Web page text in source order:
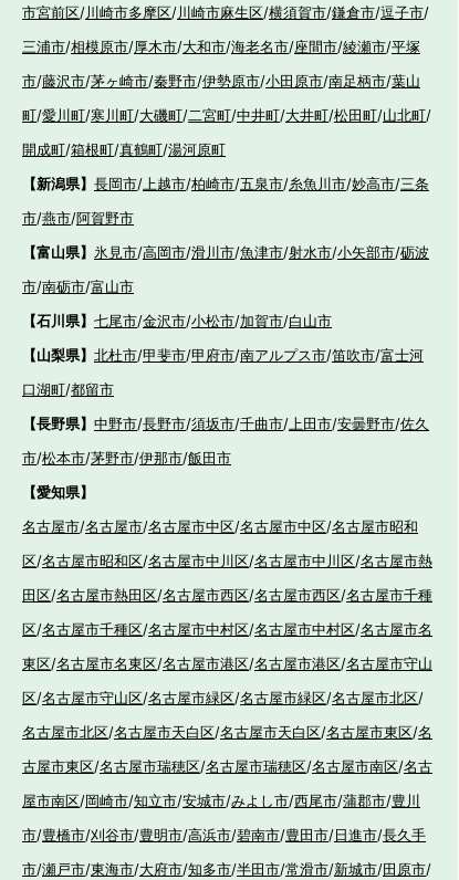
市宮前区/川崎市多摩区/川崎市麻生区/横須賀市/鎌倉市/逗子市/
三浦市/相模原市/厚木市/大和市/海老名市/座間市/綾瀬市/平塚
市/藤沢市/茅ヶ崎市/秦野市/伊勢原市/小田原市/南足柄市/葉山
町/愛川町/寒川町/大磯町/二宮町/中井町/大井町/松田町/山北町/
開成町/箱根町/真鶴町/湯河原町
【新潟県】 長岡市/上越市/柏崎市/五泉市/糸魚川市/妙高市/三条
市/燕市/阿賀野市
【富山県】 氷見市/高岡市/滑川市/魚津市/射水市/小矢部市/砺波
市/南砺市/富山市
【石川県】 七尾市/金沢市/小松市/加賀市/白山市
【山梨県】 北杜市/甲斐市/甲府市/南アルプス市/笛吹市/富士河
口湖町/都留市
【長野県】 中野市/長野市/須坂市/千曲市/上田市/安曇野市/佐久
市/松本市/茅野市/伊那市/飯田市
【愛知県】
名古屋市/名古屋市/名古屋市中区/名古屋市中区/名古屋市昭和
区/名古屋市昭和区/名古屋市中川区/名古屋市中川区/名古屋市熱
田区/名古屋市熱田区/名古屋市西区/名古屋市西区/名古屋市千種
区/名古屋市千種区/名古屋市中村区/名古屋市中村区/名古屋市名
東区/名古屋市名東区/名古屋市港区/名古屋市港区/名古屋市守山
区/名古屋市守山区/名古屋市緑区/名古屋市緑区/名古屋市北区/
名古屋市北区/名古屋市天白区/名古屋市天白区/名古屋市東区/名
古屋市東区/名古屋市瑞穂区/名古屋市瑞穂区/名古屋市南区/名古
屋市南区/岡崎市/知立市/安城市/みよし市/西尾市/蒲郡市/豊川
市/豊橋市/刈谷市/豊明市/高浜市/碧南市/豊田市/日進市/長久手
市/瀬戸市/東海市/大府市/知多市/半田市/常滑市/新城市/田原市/